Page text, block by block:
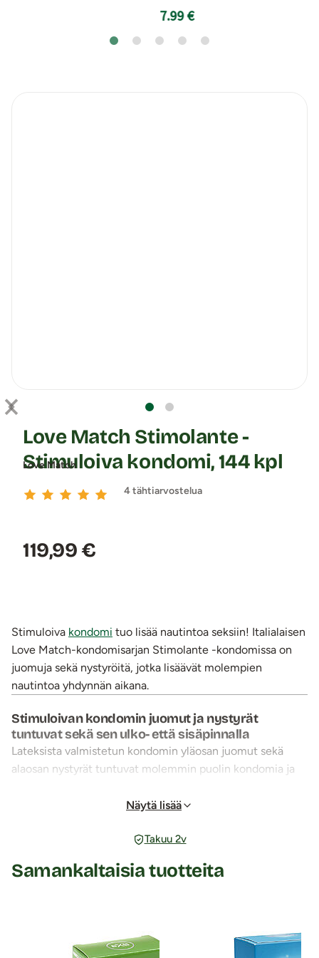
7.99 €
Love Match
Love Match Stimolante -
Stimuloiva kondomi, 144 kpl
4 tähtiarvostelua
Hinta:
119,99 €
Stimuloiva kondomi tuo lisää nautintoa seksiin! Italialaisen
Love Match-kondomisarjan Stimolante -kondomissa on
juomuja sekä nystyröitä, jotka lisäävät molempien
nautintoa yhdynnän aikana.
Stimuloivan kondomin juomut ja nystyrät
tuntuvat sekä sen ulko- että sisäpinnalla
Lateksista valmistetun kondomin yläosan juomut sekä
alaosan nystyrät tuntuvat molemmin puolin kondomia ja
Suora, läpinäkyvä ja säiliöllä varustettu kondomi on
vesipohjaisella liukuvoiteella.
pyöreisiin käärepakkauksiin.
Näytä lisää
Takuu 2v
Samankaltaisia tuotteita